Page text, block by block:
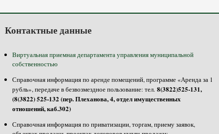
Контактные данные
Виртуальная приемная департамента управления муниципальной
собственностью
Справочная информация по аренде помещений, программе «Аренда за 1
рубль», передаче в безвозмездное пользование: тел. 8(3822)525-131,
(8(3822) 525-132 (пер. Плеханова, 4, отдел имущественных
отношений, каб.302)
Справочная информация по приватизации, торгам, приему заявок,